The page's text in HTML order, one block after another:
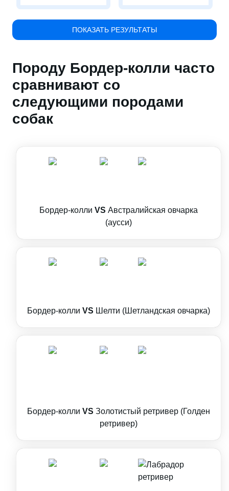
ПОКАЗАТЬ РЕЗУЛЬТАТЫ
Породу Бордер-колли часто
сравнивают со
следующими породами
собак
Бордер-колли VS Австралийская овчарка
(аусси)
Бордер-колли VS Шелти (Шетландская овчарка)
Бордер-колли VS Золотистый ретривер (Голден
ретривер)